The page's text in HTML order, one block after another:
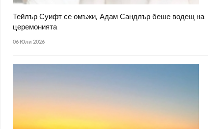
Тейлър Суифт се омъжи, Адам Сандлър беше водещ на
церемонията
06 Юли 2026